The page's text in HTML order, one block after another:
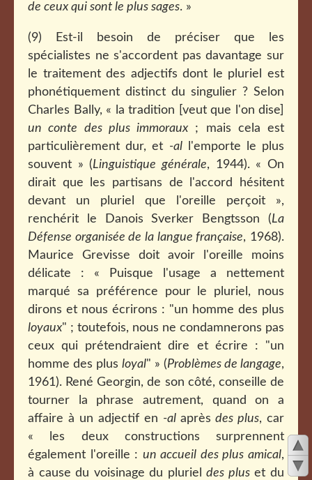
de ceux qui sont le plus sages. »
(9) Est-il besoin de préciser que les
spécialistes ne s'accordent pas davantage sur
le traitement des adjectifs dont le pluriel est
phonétiquement distinct du singulier ? Selon
Charles Bally, « la tradition [veut que l'on dise]
un conte des plus immoraux ; mais cela est
particulièrement dur, et -all'emporte le plus
souvent » (Linguistique générale, 1944). « On
dirait que les partisans de l'accord hésitent
devant un pluriel que l'oreille perçoit »,
renchérit le Danois Sverker Bengtsson (La
Défense organisée de la langue française, 1968).
Maurice Grevisse doit avoir l'oreille moins
délicate : « Puisque l'usage a nettement
marqué sa préférence pour le pluriel, nous
dirons et nous écrirons : "un homme des plus
loyaux" ; toutefois, nous ne condamnerons pas
ceux qui prétendraient dire et écrire : "un
homme des plus loyal" » (Problèmes de langage,
1961). René Georgin, de son côté, conseille de
tourner la phrase autrement, quand on a
affaire à un adjectif en -al après des plus, car
« les deux constructions surprennent
également l'oreille : un accueil des plus amical,
à cause du voisinage du plurieldes pluset du